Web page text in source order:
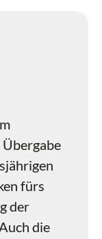
fürs
der
die